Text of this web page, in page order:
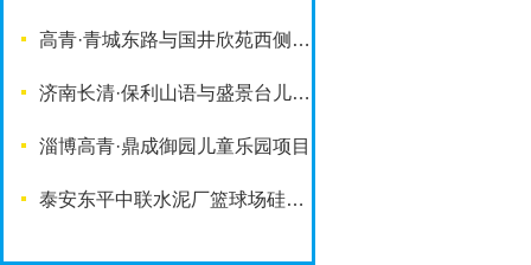
高青·青城东路与国井欣苑西侧游园项目
济南长清·保利山语与盛景台儿童乐园项目
淄博高青·鼎成御园儿童乐园项目
泰安东平中联水泥厂篮球场硅PU铺装项目